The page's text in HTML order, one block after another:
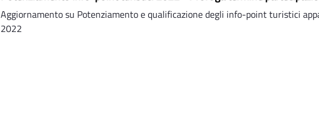
Aggiornamento su Potenziamento e qualificazione degli info-point turistici
2022